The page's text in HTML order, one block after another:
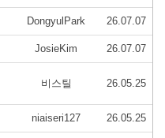
DongyulPark 26.07.07
JosieKim 26.07.07
비스틸 26.05.25
niaiseri127 26.05.25